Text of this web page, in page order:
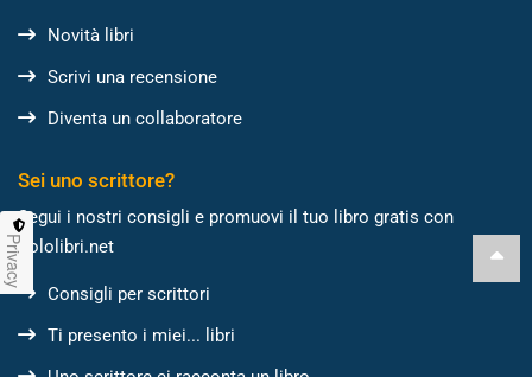
Novità libri
Scrivi una recensione
Diventa un collaboratore
Sei uno scrittore?
Segui i nostri consigli e promuovi il tuo libro gratis con
Sololibri.net
Consigli per scrittori
Ti presento i miei... libri
Privacy